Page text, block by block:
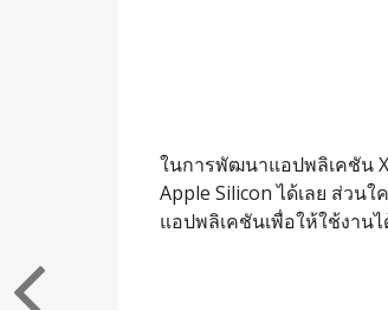
ในการพัฒนาแอปพลิเคชัน
Apple Silicon ได้เลย ส่วน
แอปพลิเคชันเพื่อให้ใช้งานไ